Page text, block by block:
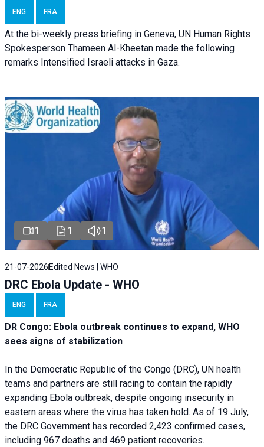
ENG FRA
At the bi-weekly press briefing in Geneva, UN Human Rights
Spokesperson Thameen Al-Kheetan made the following
remarks Intensified Israeli attacks in Gaza.
1 1 1
21-07-2026 Edited News | WHO
DRC Ebola Update - WHO
ENG FRA
DR Congo: Ebola outbreak continues to expand, WHO
sees signs of stabilization
In the Democratic Republic of the Congo (DRC), UN health
teams and partners are still racing to contain the rapidly
expanding Ebola outbreak, despite ongoing insecurity in
eastern areas where the virus has taken hold. As of 19 July,
the DRC Government has recorded 2,423 confirmed cases,
including 967 deaths and 469 patient recoveries.